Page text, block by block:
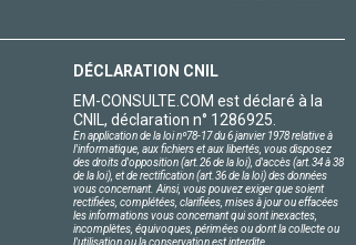
DÉCLARATION CNIL
EM-CONSULTE.COM est déclaré à la
CNIL, déclaration n° 1286925.
En application de la loi nº78-17 du 6 janvier 1978 relative à
l'informatique, aux fichiers et aux libertés, vous disposez
des droits d'opposition (art.26 de la loi), d'accès (art.34 à 38
de la loi), et de rectification (art.36 de la loi) des données
vous concernant. Ainsi, vous pouvez exiger que soient
rectifiées, complétées, clarifiées, mises à jour ou effacées
les informations vous concernant qui sont inexactes,
incomplètes, équivoques, périmées ou dont la collecte ou
l'utilisation ou la conservation est interdite.